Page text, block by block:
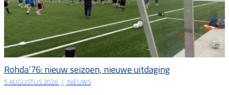
Rohda’76: nieuw seizoen, nieuwe uitdaging
5 AUGUSTUS 2026 | NIEUWS